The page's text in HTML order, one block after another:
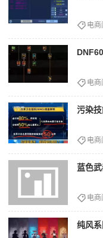
电商
电商
污染
电商
蓝色
电商
纯风